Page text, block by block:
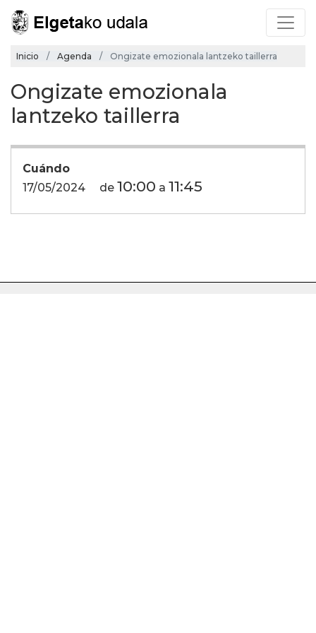
Inicio Agenda Ongizate emozionala lantzeko taillerra
Ongizate emozionala
lantzeko taillerra
Cuándo
17/05/2024
de 10:00 a 11:45